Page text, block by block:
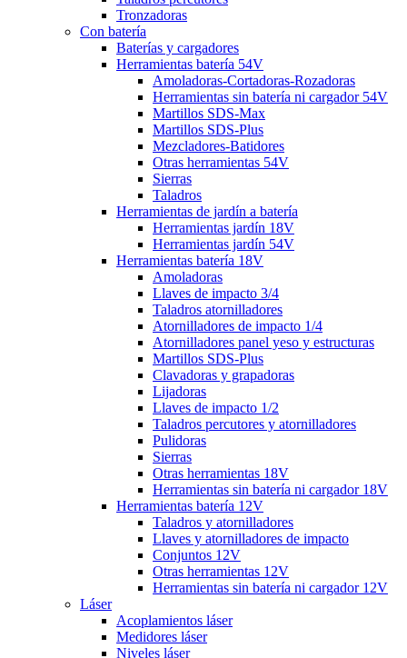
Tronzadoras
Con batería
Baterías y cargadores
Herramientas batería 54V
Amoladoras-Cortadoras-Rozadoras
Herramientas sin batería ni cargador 54V
Martillos SDS-Max
Martillos SDS-Plus
Mezcladores-Batidores
Otras herramientas 54V
Sierras
Taladros
Herramientas de jardín a batería
Herramientas jardín 18V
Herramientas jardín 54V
Herramientas batería 18V
Amoladoras
Llaves de impacto 3/4
Taladros atornilladores
Atornilladores de impacto 1/4
Atornilladores panel yeso y estructuras
Martillos SDS-Plus
Clavadoras y grapadoras
Lijadoras
Llaves de impacto 1/2
Taladros percutores y atornilladores
Pulidoras
Sierras
Otras herramientas 18V
Herramientas sin batería ni cargador 18V
Herramientas batería 12V
Taladros y atornilladores
Llaves y atornilladores de impacto
Conjuntos 12V
Otras herramientas 12V
Herramientas sin batería ni cargador 12V
Láser
Acoplamientos láser
Medidores láser
Niveles láser